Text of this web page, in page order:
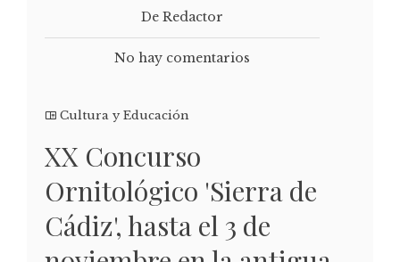
De Redactor
No hay comentarios
Cultura y Educación
XX Concurso
Ornitológico 'Sierra de
Cádiz', hasta el 3 de